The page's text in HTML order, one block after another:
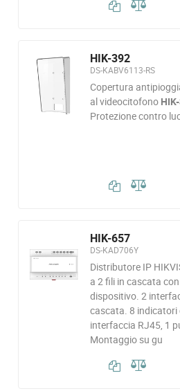
HIK-392
DS-KABV6113-RS
Copertura
al videocitofono
Protezione contro
HIK-657
DS-KAD706Y
Distributore IP
a 2 fili in cascata
dispositivo. 2
cascata. 8 indicatori
interfaccia RJ45, 1
Montaggio su gu